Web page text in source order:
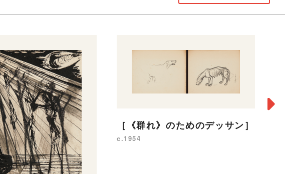
［《群れ》のためのデッサン］
c.1954